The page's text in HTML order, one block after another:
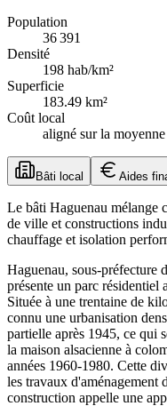
Population
36 391
Densité
198 hab/km²
Superficie
183.49 km²
Coût local
aligné sur la
Bâti local Aides
Le bâti Haguenau mélange
de ville et constructions
chauffage et isolation
Haguenau, sous-préfecture
présente un parc résidentiel
Située à une trentaine de
connu une urbanisation
partielle après 1945, ce qui
la maison alsacienne à
années 1960-1980. Cette
les travaux d'aménagement
construction appelle une